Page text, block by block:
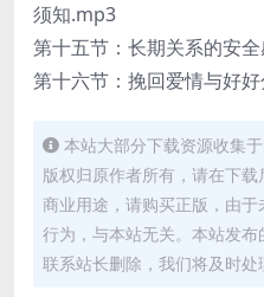
须知.mp3
第十五节：长期关系的安
第十六节：挽回爱情与好
本站大部分下载资源收集
版权归原作者所有，请在下
商业用途，请购买正版，由
行为，与本站无关。本站发
联系站长删除，我们将及时处